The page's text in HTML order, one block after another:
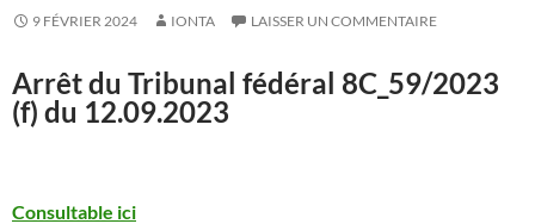
9 FÉVRIER 2024 IONTA LAISSER UN COMMENTAIRE
Arrêt du Tribunal fédéral 8C_59/2023
(f) du 12.09.2023
Consultable ici